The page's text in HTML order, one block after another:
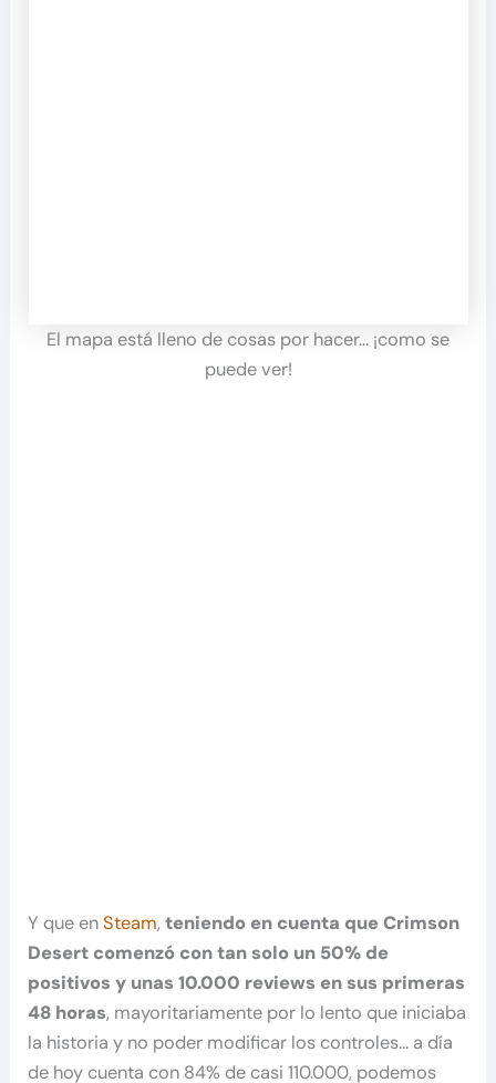
El mapa está lleno de cosas por hacer… ¡como se
puede ver!
Y que enSteam,teniendo en cuenta que Crimson
Desert comenzó con tan solo un 50% de
positivos y unas 10.000 reviews en sus primeras
48 horas, mayoritariamente por lo lento que iniciaba
la historia y no poder modificar los controles… a día
de hoy cuenta con 84% de casi 110.000, podemos